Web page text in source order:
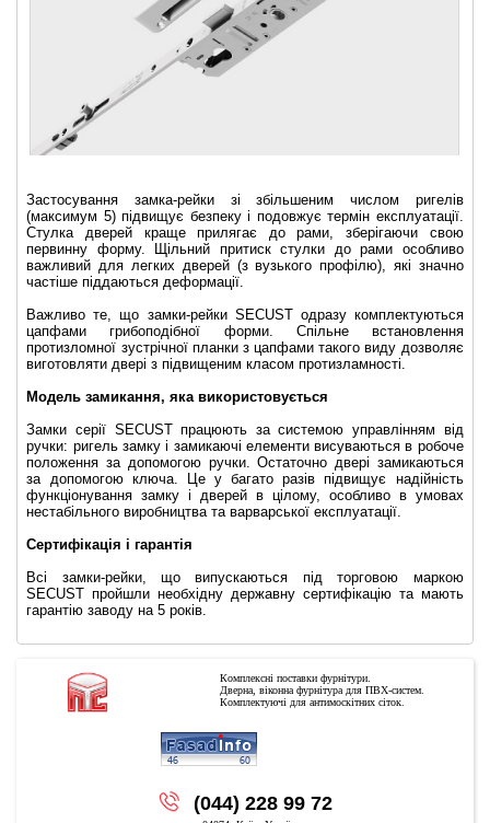
Застосування замка-рейки зі збільшеним числом ригелів
(максимум 5) підвищує безпеку і подовжує термін експлуатації.
Стулка дверей краще прилягає до рами, зберігаючи свою
первинну форму. Щільний притиск стулки до рами особливо
важливий для легких дверей (з вузького профілю), які значно
частіше піддаються деформації.
Важливо те, що замки-рейки SECUST одразу комплектуються
цапфами грибоподібної форми. Спільне встановлення
протизломної зустрічної планки з цапфами такого виду дозволяє
виготовляти двері з підвищеним класом протизламності.
Модель замикання, яка використовується
Замки серії SECUST працюють за системою управлінням від
ручки: ригель замку і замикаючі елементи висуваються в робоче
положення за допомогою ручки. Остаточно двері замикаються
за допомогою ключа. Це у багато разів підвищує надійність
функціонування замку і дверей в цілому, особливо в умовах
нестабільного виробництва та варварської експлуатації.
Сертифікація і гарантія
Всі замки-рейки, що випускаються під торговою маркою
SECUST пройшли необхідну державну сертифікацію та мають
гарантію заводу на 5 років.
Комплексні поставки фурнітури.
Дверна, віконна фурнітура для ПВХ-систем.
Комплектуючі для антимоскітних сіток.
(044) 228 99 72